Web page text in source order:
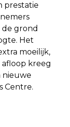
prestatie
de grond
Het
moeilijk,
afloop kreeg
nieuwe
Centre.